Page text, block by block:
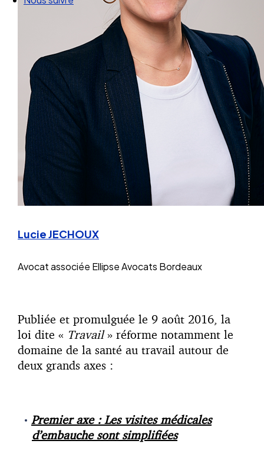
Lucie JECHOUX
Avocat associée Ellipse Avocats Bordeaux
Publiée et promulguée le 9 août 2016, la
loi dite « Travail » réforme notamment le
domaine de la santé au travail autour de
deux grands axes :
Premier axe : Les visites médicales
d’embauche sont simplifiées